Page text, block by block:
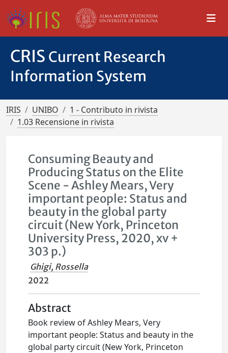
CRIS Current Research
Information System
IRIS UNIBO
1 - Contributo in rivista
1.03 Recensione in rivista
Consuming Beauty and
Producing Status on the Elite
Scene - Ashley Mears, Very
important people: Status and
beauty in the global party
circuit (New York, Princeton
University Press, 2020, xv +
303 p.)
Ghigi, Rossella
2022
Abstract
Book review of Ashley Mears, Very
important people: Status and beauty in the
global party circuit (New York, Princeton